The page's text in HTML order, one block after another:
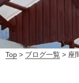
Top > ブログ一覧 > 座